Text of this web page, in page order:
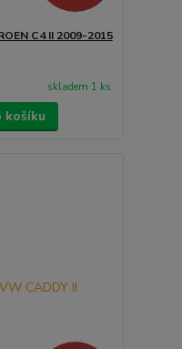
C4 II 2009-2015
skladem 1 ks
košíku